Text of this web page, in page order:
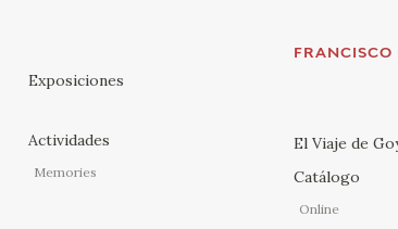
Exposiciones
Actividades
Memories
FRANCISCO
El Viaje de
Catálogo
Online